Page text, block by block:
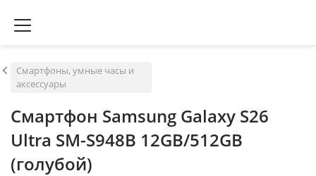
Смартфоны, умные часы и
аксессуары
Смартфон Samsung Galaxy S26
Ultra SM-S948B 12GB/512GB
(голубой)